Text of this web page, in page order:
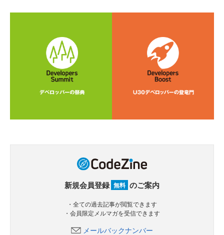
新規会員登録 無料 のご案内
・全ての過去記事が閲覧できます
・会員限定メルマガを受信できます
メールバックナンバー